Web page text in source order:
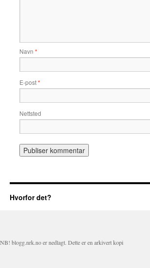
Navn *
E-post*
Nettsted
Hvorfor det?
NB! blogg.nrk.no er nedlagt. Dette er en arkivert kopi